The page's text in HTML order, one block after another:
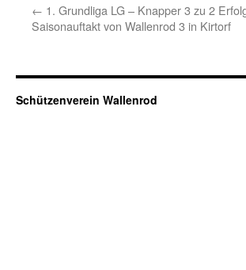
← 1. Grundliga LG – Knapper 3 zu 2
Saisonauftakt von Wallenrod 3 in Kirtorf
Schützenverein Wallenrod